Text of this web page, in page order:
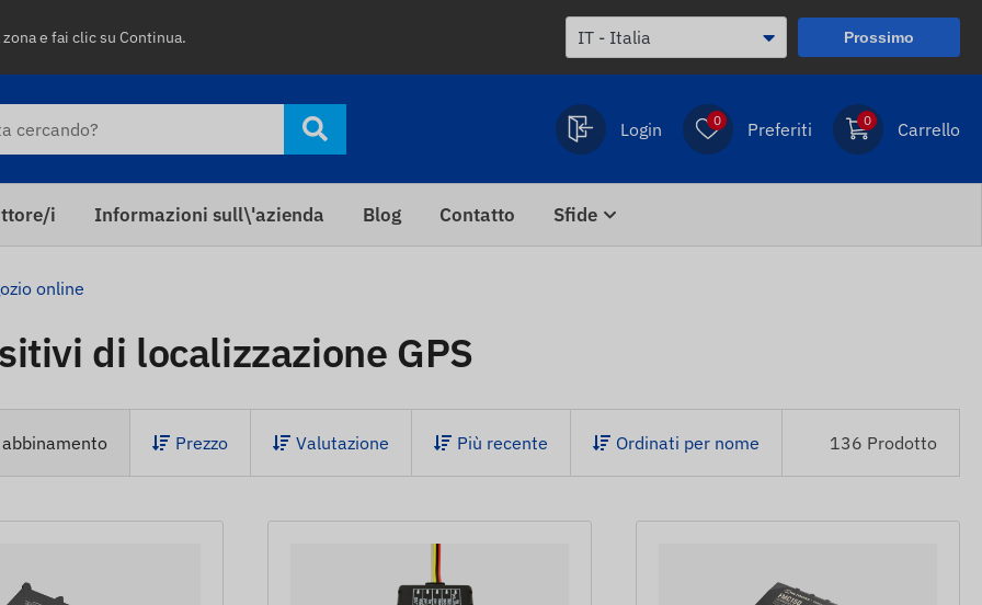
e fai clic su Continua. Prossimo
Login 0 Preferiti 0 Carrello
i Informazioni sull\'azienda Blog Contatto Sfide
online
di localizzazione GPS
Prezzo Valutazione Più recente Ordinati per nome 136 Prodotto